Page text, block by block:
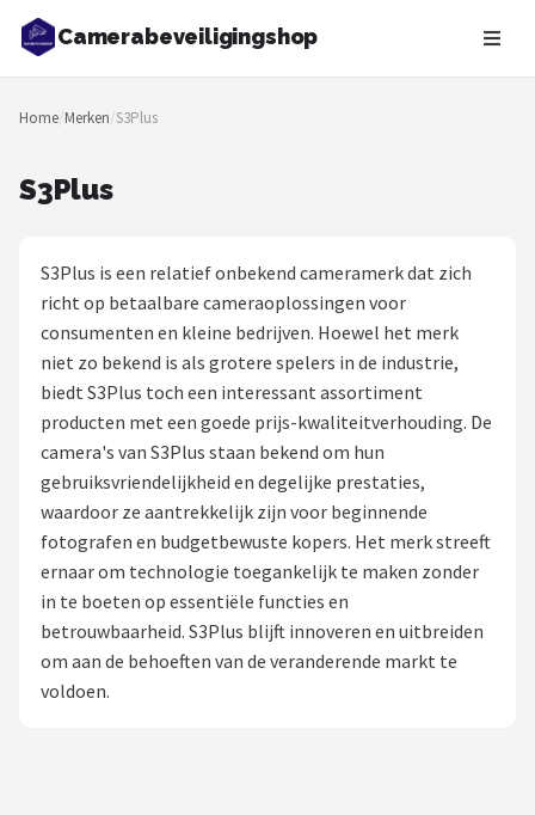
Camerabeveiligingshop
Zoeken
NAVIGATIE
Blog
Beveiligingscamera's
Camera Deurbellen
NAS
Shop
Eufy
Home-Locking
Home/Merken/S3Plus
S3Plus
S3Plus is een relatief onbekend cameramerk dat zich
richt op betaalbare cameraoplossingen voor
consumenten en kleine bedrijven. Hoewel het merk
niet zo bekend is als grotere spelers in de industrie,
biedt S3Plus toch een interessant assortiment
producten met een goede prijs-kwaliteitverhouding. De
camera's van S3Plus staan bekend om hun
gebruiksvriendelijkheid en degelijke prestaties,
waardoor ze aantrekkelijk zijn voor beginnende
fotografen en budgetbewuste kopers. Het merk streeft
ernaar om technologie toegankelijk te maken zonder
in te boeten op essentiële functies en
betrouwbaarheid. S3Plus blijft innoveren en uitbreiden
om aan de behoeften van de veranderende markt te
voldoen.